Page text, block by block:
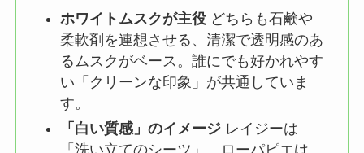
ホワイトムスクが主役どちらも石鹸や
柔軟剤を連想させる、清潔で透明感のあ
るムスクがベース。誰にでも好かれやす
い「クリーンな印象」が共通していま
す。
「白い質感」のイメージレイジーは
「洗い立てのシーツ」、ローパピエは